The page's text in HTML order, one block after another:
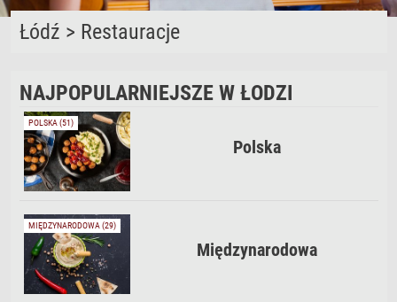
Łódź > Restauracje
NAJPOPULARNIEJSZE W ŁODZI
POLSKA (51)
Polska
MIĘDZYNARODOWA (29)
Międzynarodowa